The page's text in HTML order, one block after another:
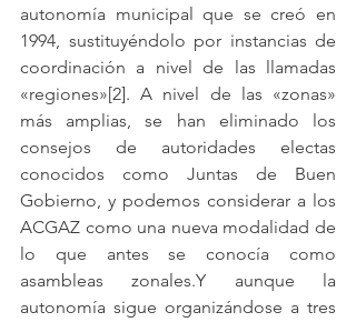
autonomía municipal que se creó en
1994, sustituyéndolo por instancias de
coordinación a nivel de las llamadas
«regiones»[2]. A nivel de las «zonas»
más amplias, se han eliminado los
consejos de autoridades electas
conocidos como Juntas de Buen
Gobierno, y podemos considerar a los
ACGAZ como una nueva modalidad de
lo que antes se conocía como
asambleas zonales.Y aunque la
autonomía sigue organizándose a tres